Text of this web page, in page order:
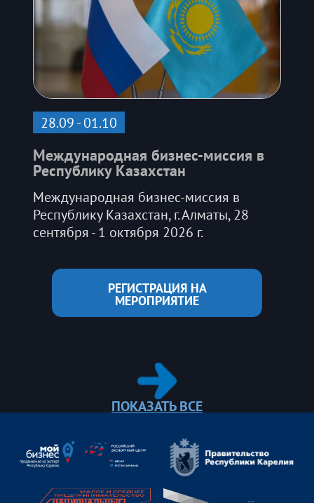
28.09 - 01.10
Международная бизнес-миссия в
Республику Казахстан
Международная бизнес-миссия в
Республику Казахстан, г. Алматы, 28
сентября - 1 октября 2026 г.
РЕГИСТРАЦИЯ НА
МЕРОПРИЯТИЕ
ПОКАЗАТЬ ВСЕ